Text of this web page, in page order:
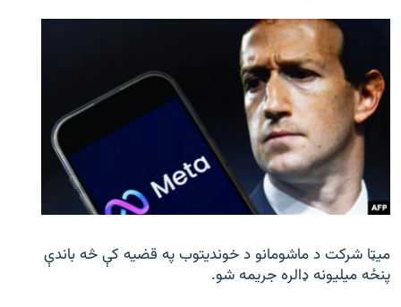
میټا شرکت د ماشومانو د خوندیتوب په قضیه کې څه باندې
پنځه میلیونه ډالره جریمه شو.